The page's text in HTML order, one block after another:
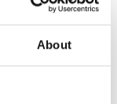
About